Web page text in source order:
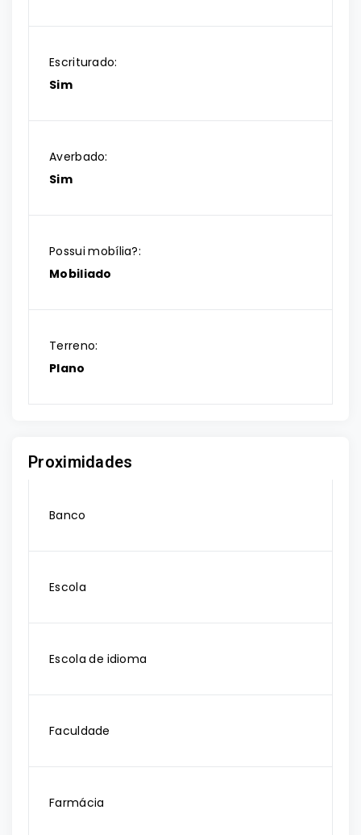
Escriturado:
Sim
Averbado:
Sim
Possui mobília?:
Mobiliado
Terreno:
Plano
Proximidades
Banco
Escola
Escola de idioma
Faculdade
Farmácia